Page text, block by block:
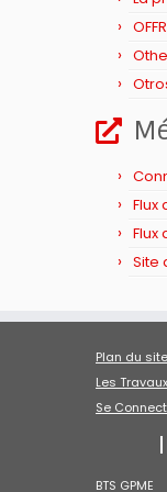
Flux
Flux
Site
Plan du site
Les
Se
BTS GPME